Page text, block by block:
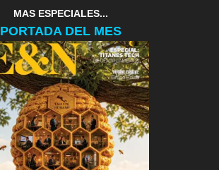
MAS ESPECIALES...
PORTADA DEL MES